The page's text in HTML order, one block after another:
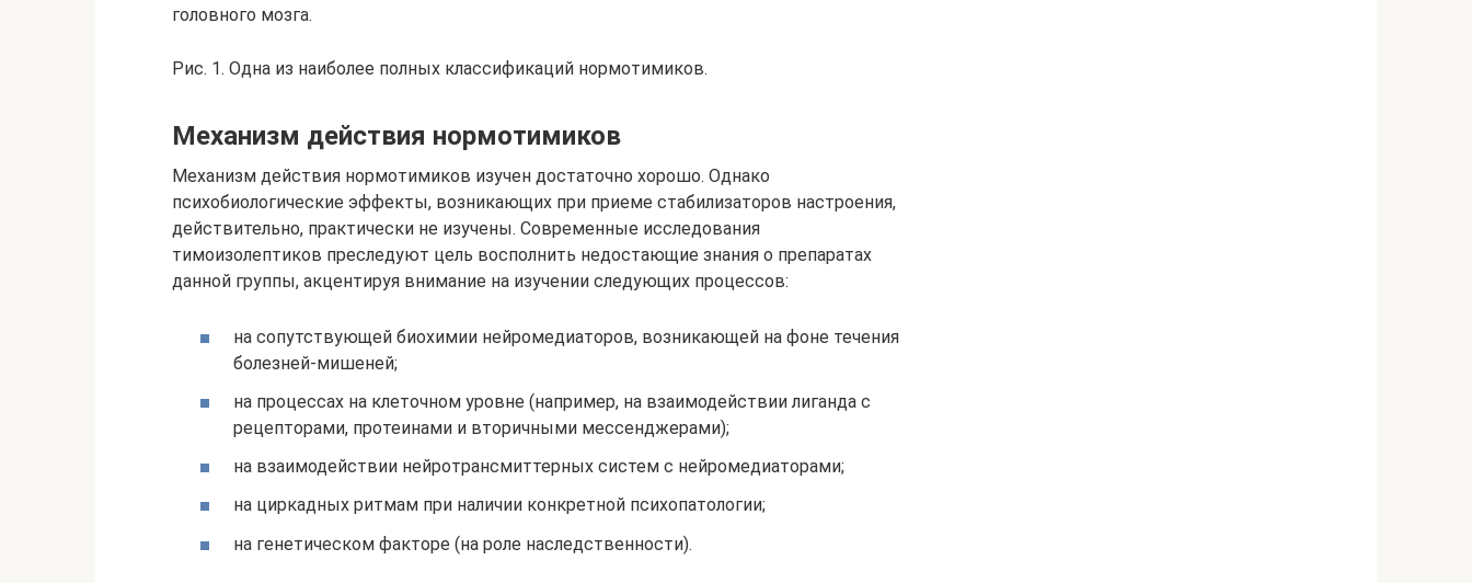
головного мозга.
Рис. 1. Одна из наиболее полных классификаций нормотимиков.
Механизм действия нормотимиков
Механизм действия нормотимиков изучен достаточно хорошо. Однако
психобиологические эффекты, возникающих при приеме стабилизаторов настроения,
действительно, практически не изучены. Современные исследования
тимоизолептиков преследуют цель восполнить недостающие знания о препаратах
данной группы, акцентируя внимание на изучении следующих процессов:
на сопутствующей биохимии нейромедиаторов, возникающей на фоне течения
болезней-мишеней;
на процессах на клеточном уровне (например, на взаимодействии лиганда с
рецепторами, протеинами и вторичными мессенджерами);
на взаимодействии нейротрансмиттерных систем с нейромедиаторами;
на циркадных ритмам при наличии конкретной психопатологии;
на генетическом факторе (на роле наследственности).